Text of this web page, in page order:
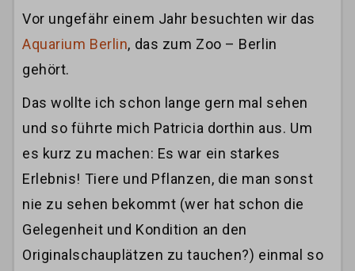
Vor ungefähr einem Jahr besuchten wir das
Aquarium Berlin, das zum Zoo – Berlin
gehört.
Das wollte ich schon lange gern mal sehen
und so führte mich Patricia dorthin aus. Um
es kurz zu machen: Es war ein starkes
Erlebnis! Tiere und Pflanzen, die man sonst
nie zu sehen bekommt (wer hat schon die
Gelegenheit und Kondition an den
Originalschauplätzen zu tauchen?) einmal so